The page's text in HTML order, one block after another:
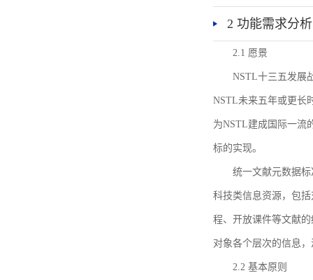
2 功能需求分析
2.1 愿景
NSTL十三五发展
NSTL未来五年或更长
为NSTL建成国际一流
标的实现。
统一文献元数据
科技类信息资源，包
程、开放课件等文献
对象各个层次的信息
2.2 基本原则